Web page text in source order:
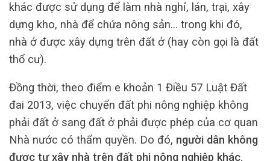
khác được sử dụng để làm nhà nghỉ, lán, trại, xây
dựng kho, nhà để chứa nông sản… trong khi đó,
nhà ở được xây dựng trên đất ở (hay còn gọi là đất
thổ cư).
Đồng thời, theo điểm e khoản 1 Điều 57 Luật Đất
đai 2013, việc chuyển đất phi nông nghiệp không
phải đất ở sang đất ở phải được phép của cơ quan
Nhà nước có thẩm quyền. Do đó, người dân không
được tự xây nhà trên đất phi nông nghiệp khác.